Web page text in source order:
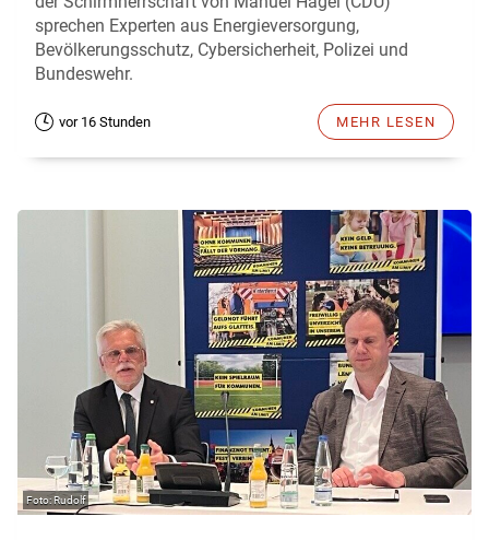
sprechen Experten aus Energieversorgung,
Bevölkerungsschutz, Cybersicherheit, Polizei und
Bundeswehr.
vor 16 Stunden MEHR LESEN
Rudolf